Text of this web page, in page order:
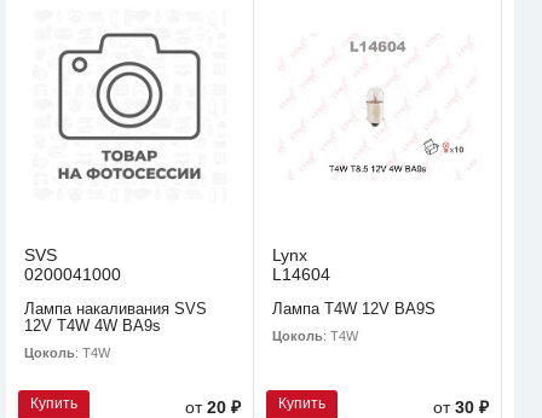
SVS
0200041000
Лампа накаливания SVS
12V T4W 4W BA9s
Цоколь: T4W
Купить от20 ₽
Lynx
L14604
Лампа T4W 12V BA9S
Цоколь: T4W
Купить от30 ₽